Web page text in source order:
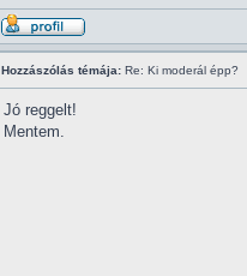
Hozzászólás témája: Re: Ki moderál épp?
Jó reggelt!
Mentem.